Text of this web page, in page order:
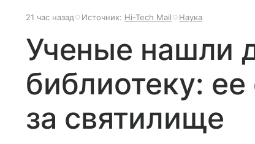
21 час назад Источник: Hi-Tech Mail Наука
Ученые нашли
библиотеку:
за святилище